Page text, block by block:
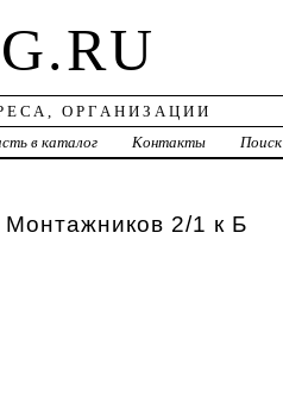
ОРГАНИЗАЦИИ
в каталог Контакты Поиск
2/1 к Б